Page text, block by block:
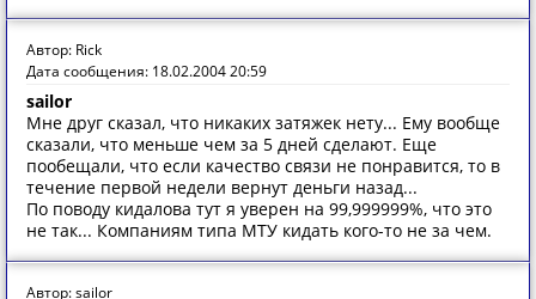
Автор: Rick
Дата сообщения: 18.02.2004 20:59
sailor
Мне друг сказал, что никаких затяжек нету... Ему вообще
сказали, что меньше чем за 5 дней сделают. Еще
пообещали, что если качество связи не понравится, то в
течение первой недели вернут деньги назад...
По поводу кидалова тут я уверен на 99,999999%, что это
не так... Компаниям типа МТУ кидать кого-то не за чем.
Автор: sailor